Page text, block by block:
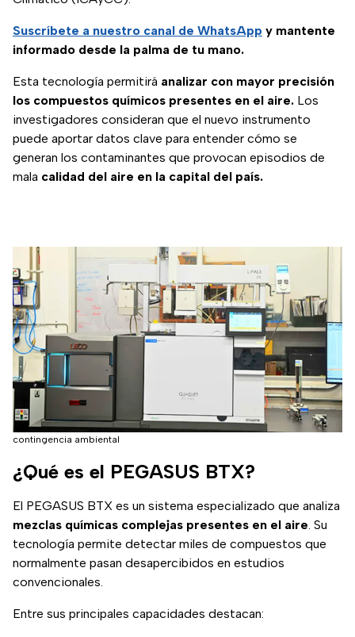
Suscríbete a nuestro canal de WhatsApp y mantente
informado desde la palma de tu mano.
Esta tecnología permitirá analizar con mayor precisión
los compuestos químicos presentes en el aire. Los
investigadores consideran que el nuevo instrumento
puede aportar datos clave para entender cómo se
generan los contaminantes que provocan episodios de
mala calidad del aire en la capital del país.
contingencia ambiental
¿Qué es el PEGASUS BTX?
El PEGASUS BTX es un sistema especializado que analiza
mezclas químicas complejas presentes en el aire. Su
tecnología permite detectar miles de compuestos que
normalmente pasan desapercibidos en estudios
convencionales.
Entre sus principales capacidades destacan: